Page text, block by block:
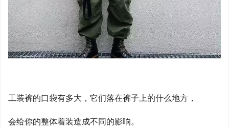
工装裤的口袋有多大，它们落在裤子上的什么地方，
会给你的整体着装造成不同的影响。